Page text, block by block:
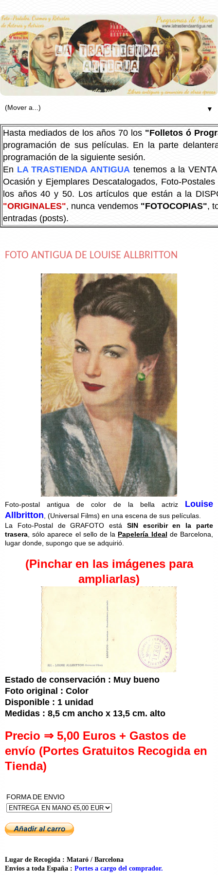
▼
Hasta mediados de los años 70 los "Folletos ó
programación de sus películas. En la parte
programación de la siguiente sesión.
En LA TRASTIENDA ANTIGUA tenemos a la
Ocasión y Ejemplares Descatalogados, Foto-
los años 40 y 50. Los artículos que están a la
"ORIGINALES", nunca vendemos "FOTOCOPIAS",
entradas (posts).
FOTO ANTIGUA DE LOUISE ALLBRITTON
Foto-postal antigua de color de la bella actriz Louise
Allbritton , (Universal Films) en una escena de sus películas.
La Foto-Postal de GRAFOTO está SIN escribir en la parte
trasera , sólo aparece el sello de la Papelería Ideal de Barcelona,
lugar donde, supongo que se adquirió.
(Pinchar en las imágenes para
ampliarlas)
Estado de conservación : Muy bueno
Foto original : Color
Disponible : 1 unidad
Medidas : 8,5 cm ancho x 13,5 cm. alto
Precio ⇒ 5,00 Euros + Gastos de
envío (Portes Gratuitos Recogida en
Tienda)
FORMA DE ENVIO
Lugar de Recogida : Mataró / Barcelona
Envios a toda España : Portes a cargo del comprador.